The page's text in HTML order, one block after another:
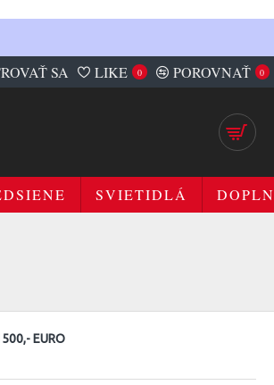
SA LIKE 0 POROVNAŤ 0
SVIETIDLÁ
EURO